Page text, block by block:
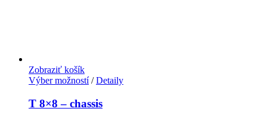
Zobraziť košík
Výber možností/ Detaily
T 8×8 – chassis